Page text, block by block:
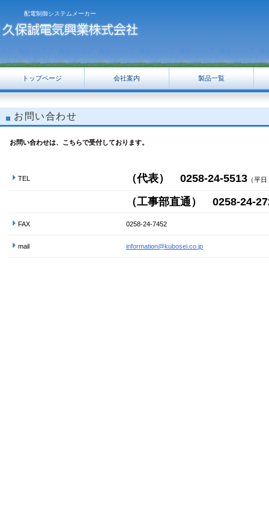
配電制御システムメーカー
お問い合わせ
お問い合わせは、こちらで受付しております。
TEL （代表） 0258-24-5513 （平
（工事部直通） 0258-24-
FAX 0258-24-7452
mail information@kubosei.co.jp
トップページ 会社案内 製品一覧